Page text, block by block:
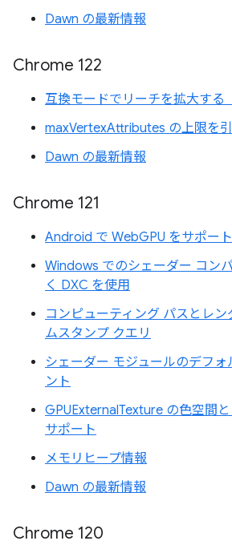
Dawn の最新情報
Chrome 122
互換モードでリーチを拡大する
maxVertexAttributes の上限を
Dawn の最新情報
Chrome 121
Android で WebGPU をサポート
Windows でのシェーダー コン
く DXC を使用
コンピューティング パスとレ
ムスタンプ クエリ
シェーダー モジュールのデフ
ント
GPUExternalTexture の色空間
サポート
メモリヒープ情報
Dawn の最新情報
Chrome 120